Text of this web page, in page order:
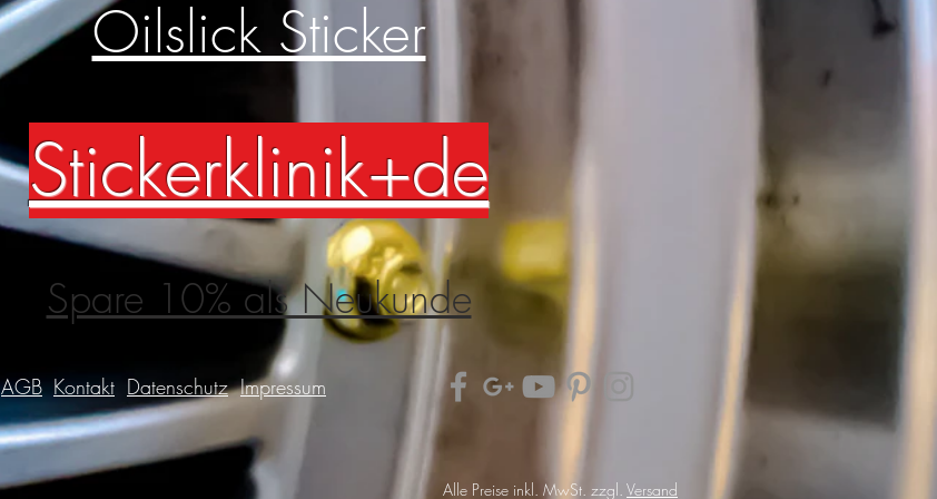
AGB Impressum
Datenschutz
Kontakt
Oilslick Sticker
Stickerklinik+de
Spare 10% als Neukunde
Alle Preise inkl. MwSt. zzgl. Versand